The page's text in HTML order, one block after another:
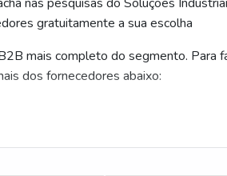
gratuitamente a sua escolha
mais completo do segmento. Para
dos fornecedores abaixo: